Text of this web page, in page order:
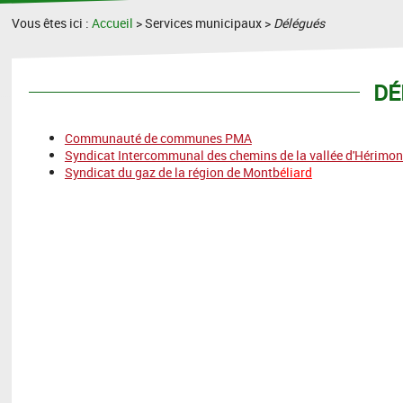
Vous êtes ici :Accueil > Services municipaux > Délégués
Communauté de communes PMA
Syndicat Intercommunal des chemins de la vallée
Syndicat du gaz de la région de Montbéliard